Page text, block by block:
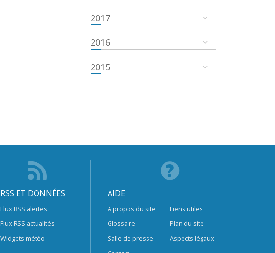
2017
2016
2015
RSS ET DONNÉES
Flux RSS alertes
Flux RSS actualités
Widgets météo
AIDE
A propos du site
Glossaire
Salle de presse
Liens utiles
Plan du site
Aspects légaux